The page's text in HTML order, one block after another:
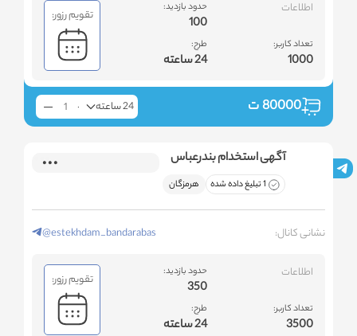
اطلاعات
تعداد کاربر:
1000
حدود بازدید:
100
طرح:
24 ساعته
تقویم رزور:
80000ت 24 ساعته
آگهی استخدام بندرعباس
1 تبلیغ داده شده هرمزگان
نشانی کانال: @estekhdam_bandarabas
اطلاعات
تعداد کاربر:
3500
حدود بازدید:
350
طرح:
24 ساعته
تقویم رزور: